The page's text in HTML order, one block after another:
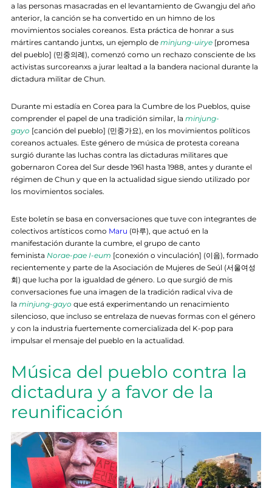
a las personas masacradas en el levantamiento de Gwangju del año
anterior, la canción se ha convertido en un himno de los
movimientos sociales coreanos. Esta práctica de honrar a sus
mártires cantando juntxs, un ejemplo de minjung-uirye [promesa
del pueblo] (민중의례), comenzó como un rechazo consciente de lxs
activistas surcoreanxs a jurar lealtad a la bandera nacional durante la
dictadura militar de Chun.
Durante mi estadía en Corea para la Cumbre de los Pueblos, quise
comprender el papel de una tradición similar, la minjung-
gayo [canción del pueblo] (민중가요), en los movimientos políticos
coreanos actuales. Este género de música de protesta coreana
surgió durante las luchas contra las dictaduras militares que
gobernaron Corea del Sur desde 1961 hasta 1988, antes y durante el
régimen de Chun y que en la actualidad sigue siendo utilizado por
los movimientos sociales.
Este boletín se basa en conversaciones que tuve con integrantes de
colectivos artísticos como Maru (마루), que actuó en la
manifestación durante la cumbre, el grupo de canto
feminista Norae-pae I-eum [conexión o vinculación] (이음), formado
recientemente y parte de la Asociación de Mujeres de Seúl (서울여성
회) que lucha por la igualdad de género. Lo que surgió de mis
conversaciones fue una imagen de la tradición radical viva de
la minjung-gayo que está experimentando un renacimiento
silencioso, que incluso se entrelaza de nuevas formas con el género
y con la industria fuertemente comercializada del K-pop para
impulsar el mensaje del pueblo en la actualidad.
Música del pueblo contra la
dictadura y a favor de la
reunificación